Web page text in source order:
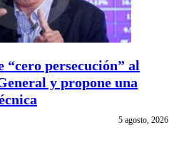
persecución” al
y propone una
5 agosto, 2026